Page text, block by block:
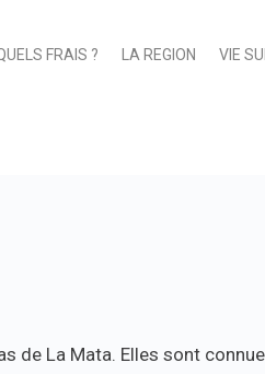
FRAIS ? LA REGION VIE
de La Mata. Elles sont